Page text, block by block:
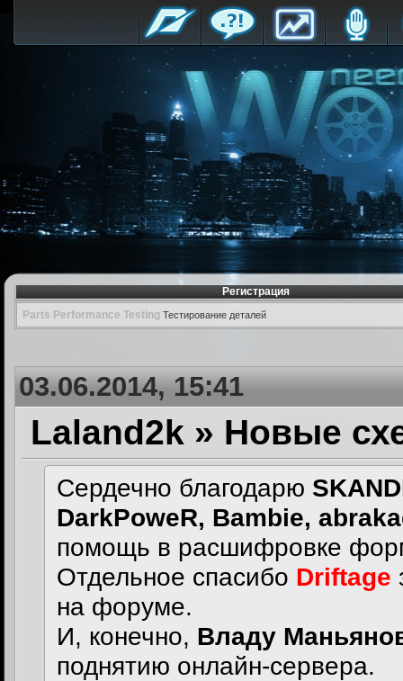
Регистрация
Parts Performance Testing Тестирование деталей
03.06.2014, 15:41
Laland2k » Новые
Сердечно благодарю
DarkPoweR, Bambie,
помощь в расшифровке
Отдельное спасибо Driftage
на форуме.
И, конечно, Владу
поднятию онлайн-сервера.